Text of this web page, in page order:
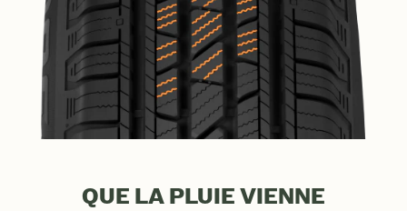
QUE LA PLUIE VIENNE